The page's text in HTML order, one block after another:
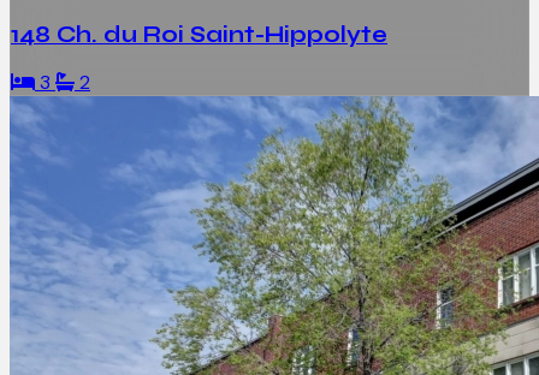
148 Ch. du Roi Saint-Hippolyte
3 2